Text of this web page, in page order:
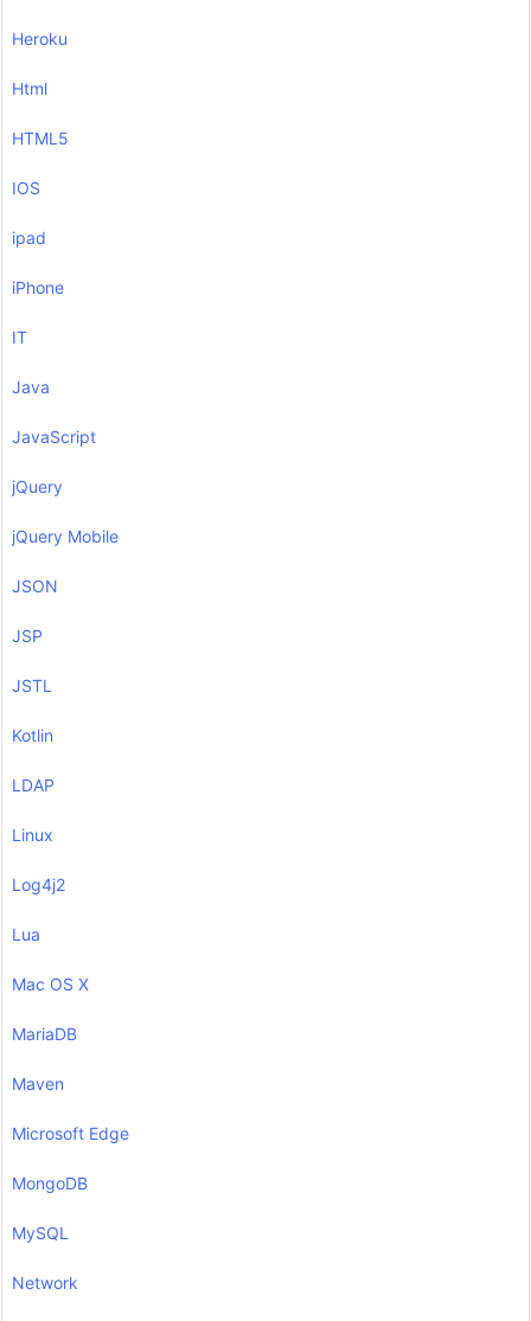
Heroku
Html
HTML5
IOS
ipad
iPhone
IT
Java
JavaScript
jQuery
jQuery Mobile
JSON
JSP
JSTL
Kotlin
LDAP
Linux
Log4j2
Lua
Mac OS X
MariaDB
Maven
Microsoft Edge
MongoDB
MySQL
Network